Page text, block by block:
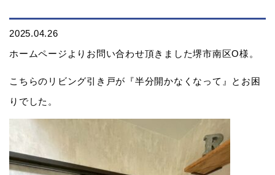
2025.04.26
ホームページよりお問い合わせ頂きました堺市南区O様。
こちらのリビング引き戸が『半分開かなくなって』とお困
りでした。